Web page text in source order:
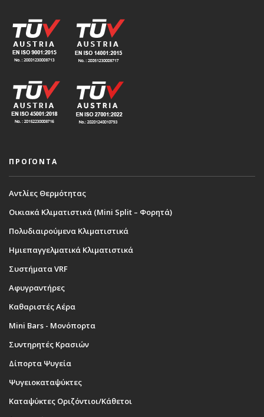
ΠΡΟΪΟΝΤΑ
Αντλίες Θερμότητας
Οικιακά Κλιματιστικά (Mini Split – Φορητά)
Πολυδιαιρούμενα Κλιματιστικά
Ημιεπαγγελματικά Κλιματιστικά
Συστήματα VRF
Αφυγραντήρες
Καθαριστές Αέρα
Mini Bars - Μονόπορτα
Συντηρητές Κρασιών
Δίπορτα Ψυγεία
Ψυγειοκαταψύκτες
Καταψύκτες Οριζόντιοι/Κάθετοι